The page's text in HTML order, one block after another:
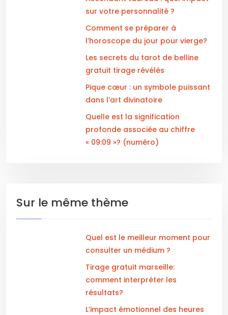
sur votre personnalité ?
Comment se préparer à
l’horoscope du jour pour vierge?
Les secrets du tarot de belline
gratuit tirage révélés
Pique cœur : un symbole puissant
dans l’art divinatoire
Quelle est la signification
profonde associée au chiffre
« 09:09 »? (numéro)
Sur le même thème
Quel est le meilleur moment pour
consulter un médium ?
Tirage gratuit marseille:
comment interpréter les
résultats?
L’impact émotionnel des heures